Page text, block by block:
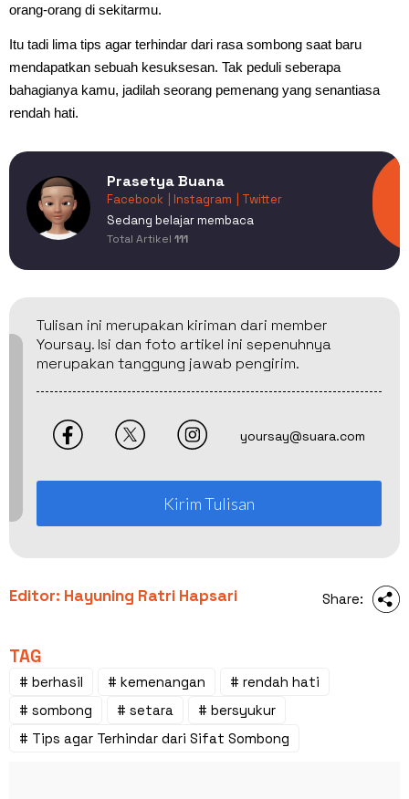
orang-orang di sekitarmu.
Itu tadi lima tips agar terhindar dari rasa sombong saat baru
mendapatkan sebuah kesuksesan. Tak peduli seberapa
bahagianya kamu, jadilah seorang pemenang yang senantiasa
rendah hati.
Prasetya Buana
Facebook | Instagram
| Twitter
Sedang belajar membaca
Total Artikel 111
Tulisan ini merupakan kiriman dari member
Yoursay. Isi dan foto artikel ini sepenuhnya
merupakan tanggung jawab pengirim.
yoursay@suara.com
Kirim Tulisan
Editor: Hayuning Ratri Hapsari Share:
TAG
# berhasil # kemenangan
# rendah hati
# sombong
# setara
# bersyukur
# Tips agar Terhindar dari Sifat Sombong